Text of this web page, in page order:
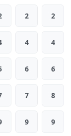
2 2
4 4
6 6
7 8
9 9